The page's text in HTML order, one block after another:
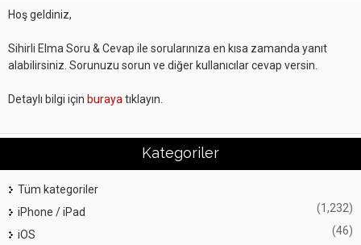
Hoş geldiniz,
Sihirli Elma Soru & Cevap ile sorularınıza en kısa zamanda yanıt
alabilirsiniz. Sorunuzu sorun ve diğer kullanıcılar cevap versin.
Detaylı bilgi için buraya tıklayın.
Kategoriler
Tüm kategoriler
iPhone / iPad
(1,232)
iOS (46)